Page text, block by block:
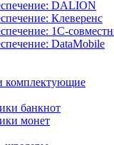
DALION
Клеверенс
1С-
DataMobile
комплектующие
банкнот
монет